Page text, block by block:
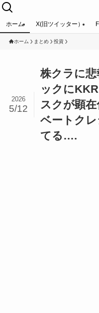
ホーム X(旧ツイッター）
ホーム まとめ 投資
株クラに
ックに
スクが顕
ベートク
てる….
2026
5/12